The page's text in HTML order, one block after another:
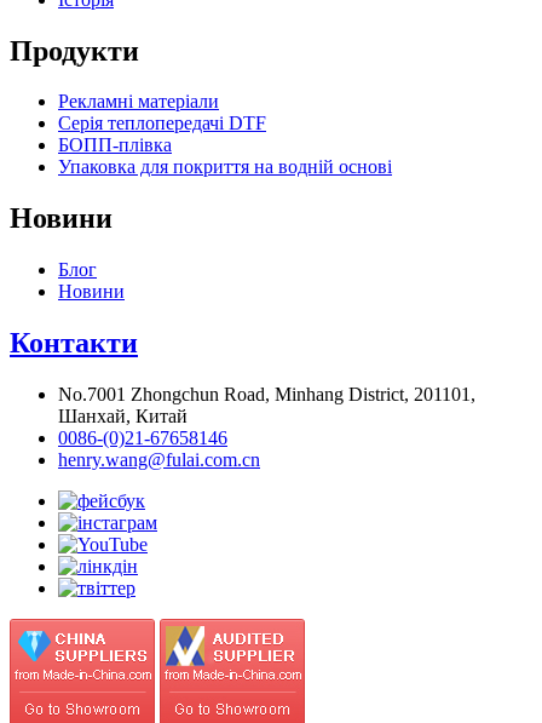
Продукти
Рекламні матеріали
Серія теплопередачі DTF
БОПП-плівка
Упаковка для покриття на водній основі
Новини
Блог
Новини
Контакти
No.7001 Zhongchun Road, Minhang District, 201101,
Шанхай, Китай
0086-(0)21-67658146
henry.wang@fulai.com.cn